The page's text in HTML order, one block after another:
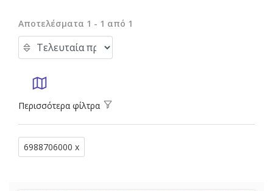
Αποτελέσματα 1 - 1 από 1
Περισσότερα φίλτρα
6988706000 x